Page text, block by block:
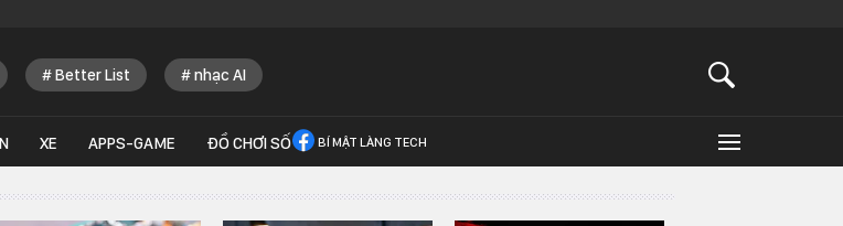
Better List nhạc AI
XE APPS-GAME ĐỒ CHƠI SỐ BÍ MẬT LÀNG TECH